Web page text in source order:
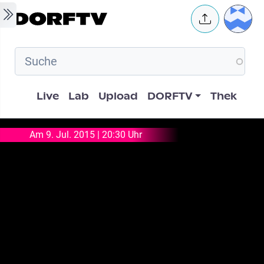
Skip to main content User
Hauptnavigation
Live Lab Upload DORFTV Thek
Am 9. Jul. 2015 | 20:30 Uhr